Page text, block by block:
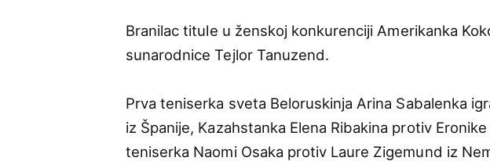
Branilac titule u ženskoj konkurenciji Amerikanka
sunarodnice Tejlor Tanuzend.
Prva teniserka sveta Beloruskinja Arina Sabalenka
iz Španije, Kazahstanka Elena Ribakina protiv
teniserka Naomi Osaka protiv Laure Zigemund iz